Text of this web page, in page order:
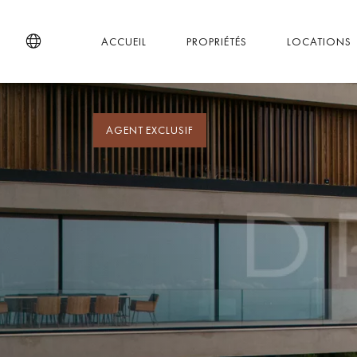
ACCUEIL PROPRIÉTÉS LOCATIONS
AGENT EXCLUSIF